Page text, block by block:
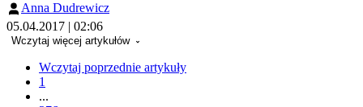
Anna Dudrewicz
05.04.2017 | 02:06
Wczytaj więcej artykułów
Wczytaj poprzednie artykuły
1
...